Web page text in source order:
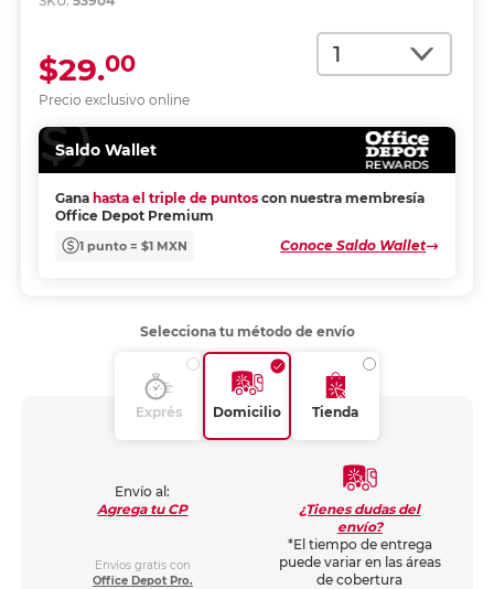
Cantidad
Precio exclusivo online
$29.00
Saldo Wallet
Gana hasta el triple de puntos con nuestra membresía
Office Depot Premium
1 punto = $1 MXN Conoce Saldo Wallet
Selecciona tu método de envío
Exprés Domicilio Tienda
Envío al:
Agrega tu CP
Envíos gratis con
Office Depot Pro.
¿Tienes dudas del
envío?
*El tiempo de entrega
puede variar en las áreas
de cobertura